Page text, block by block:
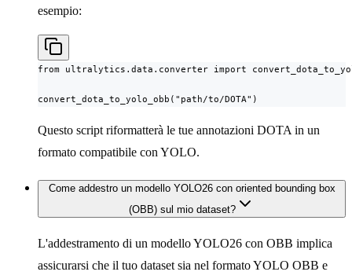
esempio:
from ultralytics.data.converter import
convert_dota_to_yolo_obb("path/to/DOTA")
Questo script riformatterà le tue annotazioni DOTA in un
formato compatibile con YOLO.
Come addestro un modello YOLO26 con oriented bounding box
(OBB) sul mio dataset?
L'addestramento di un modello YOLO26 con OBB implica
assicurarsi che il tuo dataset sia nel formato YOLO OBB e